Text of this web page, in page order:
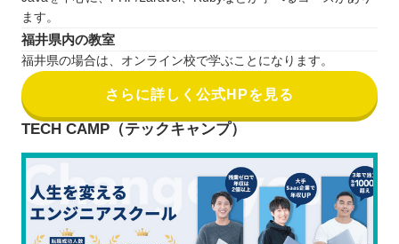
ます。
福井県内の教室
福井県の場合は、オンライン校で学ぶことになります。
さらに詳しく公式HPを見る
TECH CAMP（テックキャンプ）